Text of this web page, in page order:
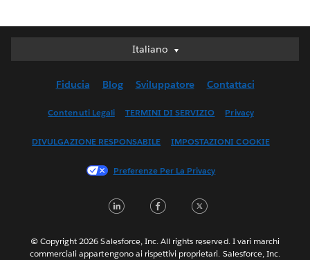
Italiano
Italiano
English (UK)
Français (Canada)
한국어
Português
Fiducia Blog Sviluppatore Contattaci
Contenuti Legali TERMINI DI SERVIZIO Privacy
DIVULGAZIONE RESPONSABILE IMPOSTAZIONI COOKIE
Preferenze Per La Privacy
LinkedInFacebook
© Copyright 2026 Salesforce, Inc. All rights reserved. I vari marchi
commerciali appartengono ai rispettivi proprietari. Salesforce, Inc.